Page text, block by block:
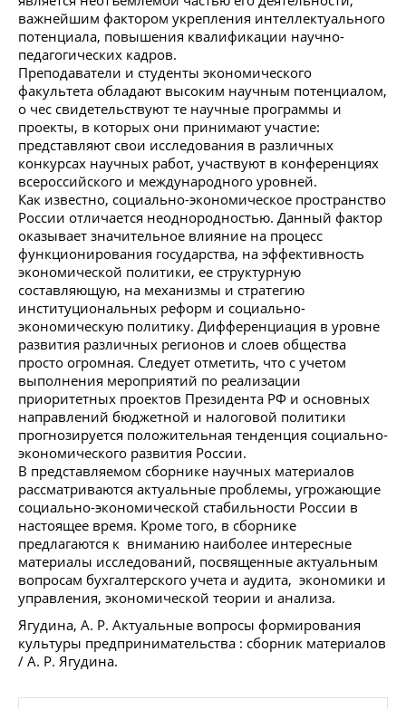
важнейшим фактором укрепления интеллектуального
потенциала, повышения квалификации научно-
педагогических кадров.
Преподаватели и студенты экономического
факультета обладают высоким научным потенциалом,
о чес свидетельствуют те научные программы и
проекты, в которых они принимают участие:
представляют свои исследования в различных
конкурсах научных работ, участвуют в конференциях
всероссийского и международного уровней.
Как известно, социально-экономическое пространство
России отличается неоднородностью. Данный фактор
оказывает значительное влияние на процесс
функционирования государства, на эффективность
экономической политики, ее структурную
составляющую, на механизмы и стратегию
институциональных реформ и социально-
экономическую политику. Дифференциация в уровне
развития различных регионов и слоев общества
просто огромная. Следует отметить, что с учетом
выполнения мероприятий по реализации
приоритетных проектов Президента РФ и основных
направлений бюджетной и налоговой политики
прогнозируется положительная тенденция социально-
экономического развития России.
В представляемом сборнике научных материалов
рассматриваются актуальные проблемы, угрожающие
социально-экономической стабильности России в
настоящее время. Кроме того, в сборнике
предлагаются к вниманию наиболее интересные
материалы исследований, посвященные актуальным
вопросам бухгалтерского учета и аудита, экономики и
управления, экономической теории и анализа.
Ягудина, А. Р. Актуальные вопросы формирования
культуры предпринимательства : сборник материалов
/ А. Р. Ягудина.